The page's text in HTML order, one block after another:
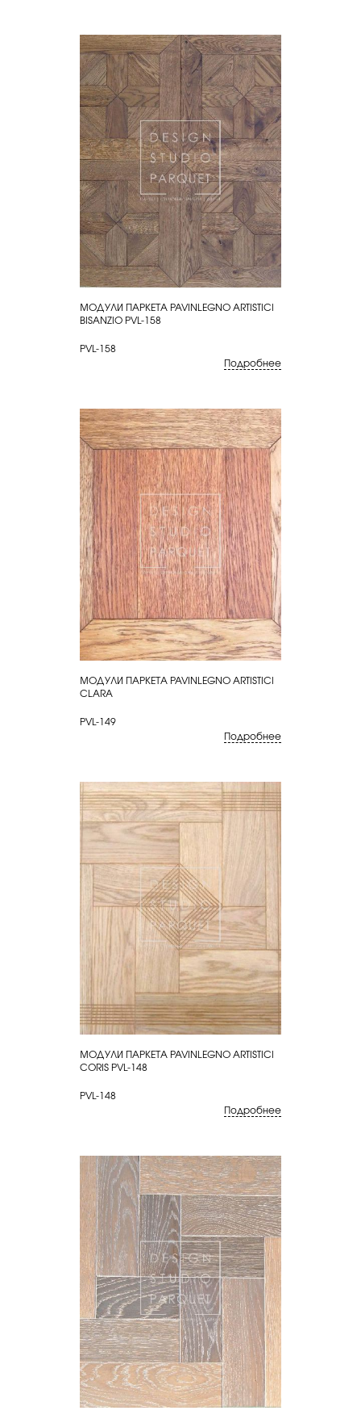
КУПИТЬ
МОДУЛИ ПАРКЕТА PAVINLEGNO ARTISTICI
BISANZIO PVL-158
PVL-158
Подробнее
КУПИТЬ
МОДУЛИ ПАРКЕТА PAVINLEGNO ARTISTICI
CLARA
PVL-149
Подробнее
КУПИТЬ
МОДУЛИ ПАРКЕТА PAVINLEGNO ARTISTICI
CORIS PVL-148
PVL-148
Подробнее